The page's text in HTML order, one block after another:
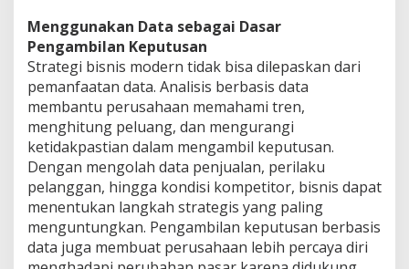
Menggunakan Data sebagai Dasar
Pengambilan Keputusan
Strategi bisnis modern tidak bisa dilepaskan dari
pemanfaatan data. Analisis berbasis data
membantu perusahaan memahami tren,
menghitung peluang, dan mengurangi
ketidakpastian dalam mengambil keputusan.
Dengan mengolah data penjualan, perilaku
pelanggan, hingga kondisi kompetitor, bisnis dapat
menentukan langkah strategis yang paling
menguntungkan. Pengambilan keputusan berbasis
data juga membuat perusahaan lebih percaya diri